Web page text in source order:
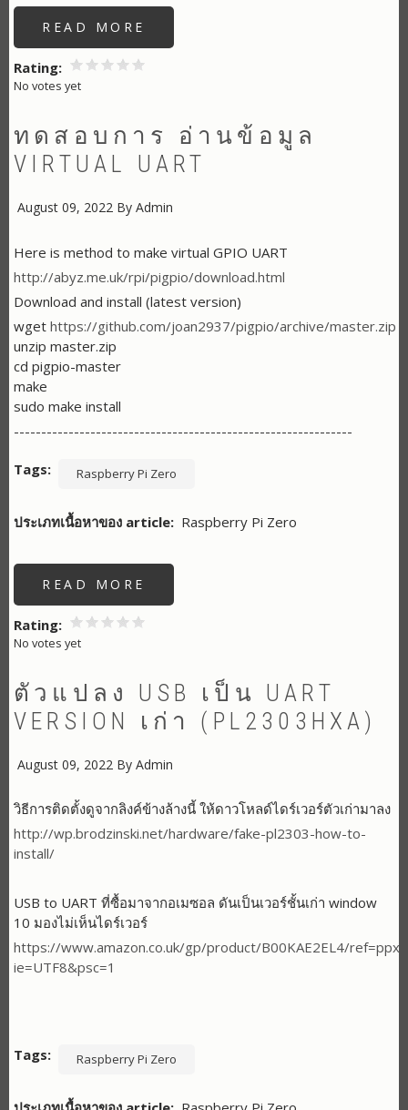
READ MORE
THE
3
Rating
No votes yet
ทดสอบการ อ่านข้อมูล
VIRTUAL UART
August 09, 2022 By Admin
Here is method to make virtual GPIO UART
http://abyz.me.uk/rpi/pigpio/download.html
Download and install (latest version)
wget https://github.com/joan2937/pigpio/archive/master.zip
unzip master.zip
cd pigpio-master
make
sudo make install
--------------------------------------------------------------
Tags Raspberry Pi Zero
ประเภทเนื้อหาของ article Raspberry Pi Zero
READ MORE
การ
Rating
No votes yet
ตัวแปลง USB เป็น UART
VERSION เก่า (PL2303HXA)
August 09, 2022 By Admin
วิธีการติดตั้งดูจากลิงค์ข้างล้างนี้ ให้ดาวโหลด์ไดร์เวอร์ตัวเก่ามาลง
http://wp.brodzinski.net/hardware/fake-pl2303-how-to-
install/
USB to UART ที่ซื้อมาจากอเมซอล ดันเป็นเวอร์ชั้นเก่า window
10 มองไม่เห็นไดร์เวอร์
https://www.amazon.co.uk/gp/product/B00KAE2EL4/
ie=UTF8&psc=1
Tags Raspberry Pi Zero